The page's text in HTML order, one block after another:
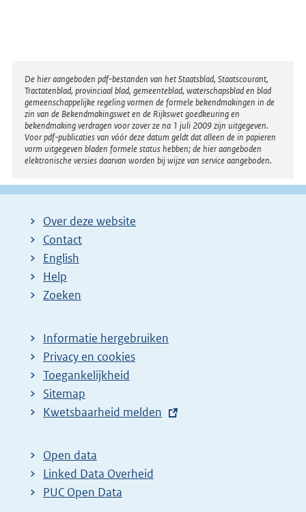
Disclaimer
De hier aangeboden pdf-bestanden van het Staatsblad, Staatscourant,
Tractatenblad, provinciaal blad, gemeenteblad, waterschapsblad en blad
gemeenschappelijke regeling vormen de formele bekendmakingen in de
zin van de Bekendmakingswet en de Rijkswet goedkeuring en
bekendmaking verdragen voor zover ze na 1 juli 2009 zijn uitgegeven.
Voor pdf-publicaties van vóór deze datum geldt dat alleen de in papieren
vorm uitgegeven bladen formele status hebben; de hier aangeboden
elektronische versies daarvan worden bij wijze van service aangeboden.
Over deze website
Contact
English
Help
Zoeken
Informatie hergebruiken
Privacy en cookies
Toegankelijkheid
Sitemap
E
t
e
r
Kwetsbaarheid melden
Open data
Linked Data Overheid
PUC Open Data